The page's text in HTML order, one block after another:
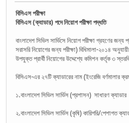
বিসিএস পরীক্ষা
বিসিএস (ক্যাডার) পদে নিয়োগ পরীক্ষা পদ্ধতি
বাংলাদেশ সিভিল সার্ভিসে নিয়োগ পরীক্ষা গ্রহণের
সরাসরি নিয়োগের জন্য পরীক্ষা) বিধিমালা-২০১৪
উপযুক্ত প্রার্থী নিয়োগের উদ্দেশ্যে কমিশন কর্তৃক ৩
বিসিএস-এর ২৭টি ক্যাডারের নাম (ইংরেজি বর্ণমালার
১.বাংলাদেশ সিভিল সার্ভিস (প্রশাসন) সাধারণ ক্যাডার
২.বাংলাদেশ সিভিল সার্ভিস (কৃষি) কারিগরি/পেশাগত